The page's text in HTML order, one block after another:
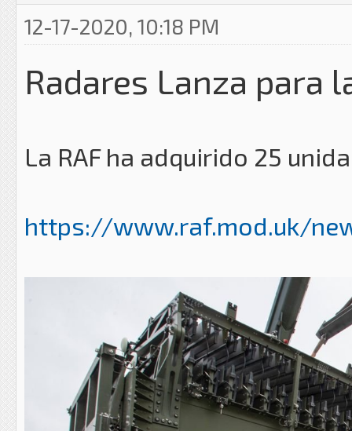
12-17-2020, 10:18 PM
Radares Lanza para
La RAF ha adquirido 25
https://www.raf.mod.uk/